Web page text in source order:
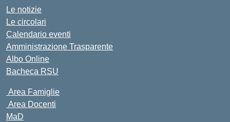
Le notizie
Le circolari
Calendario eventi
Amministrazione Trasparente
Albo Online
Bacheca RSU
Area Famiglie
Area Docenti
MaD